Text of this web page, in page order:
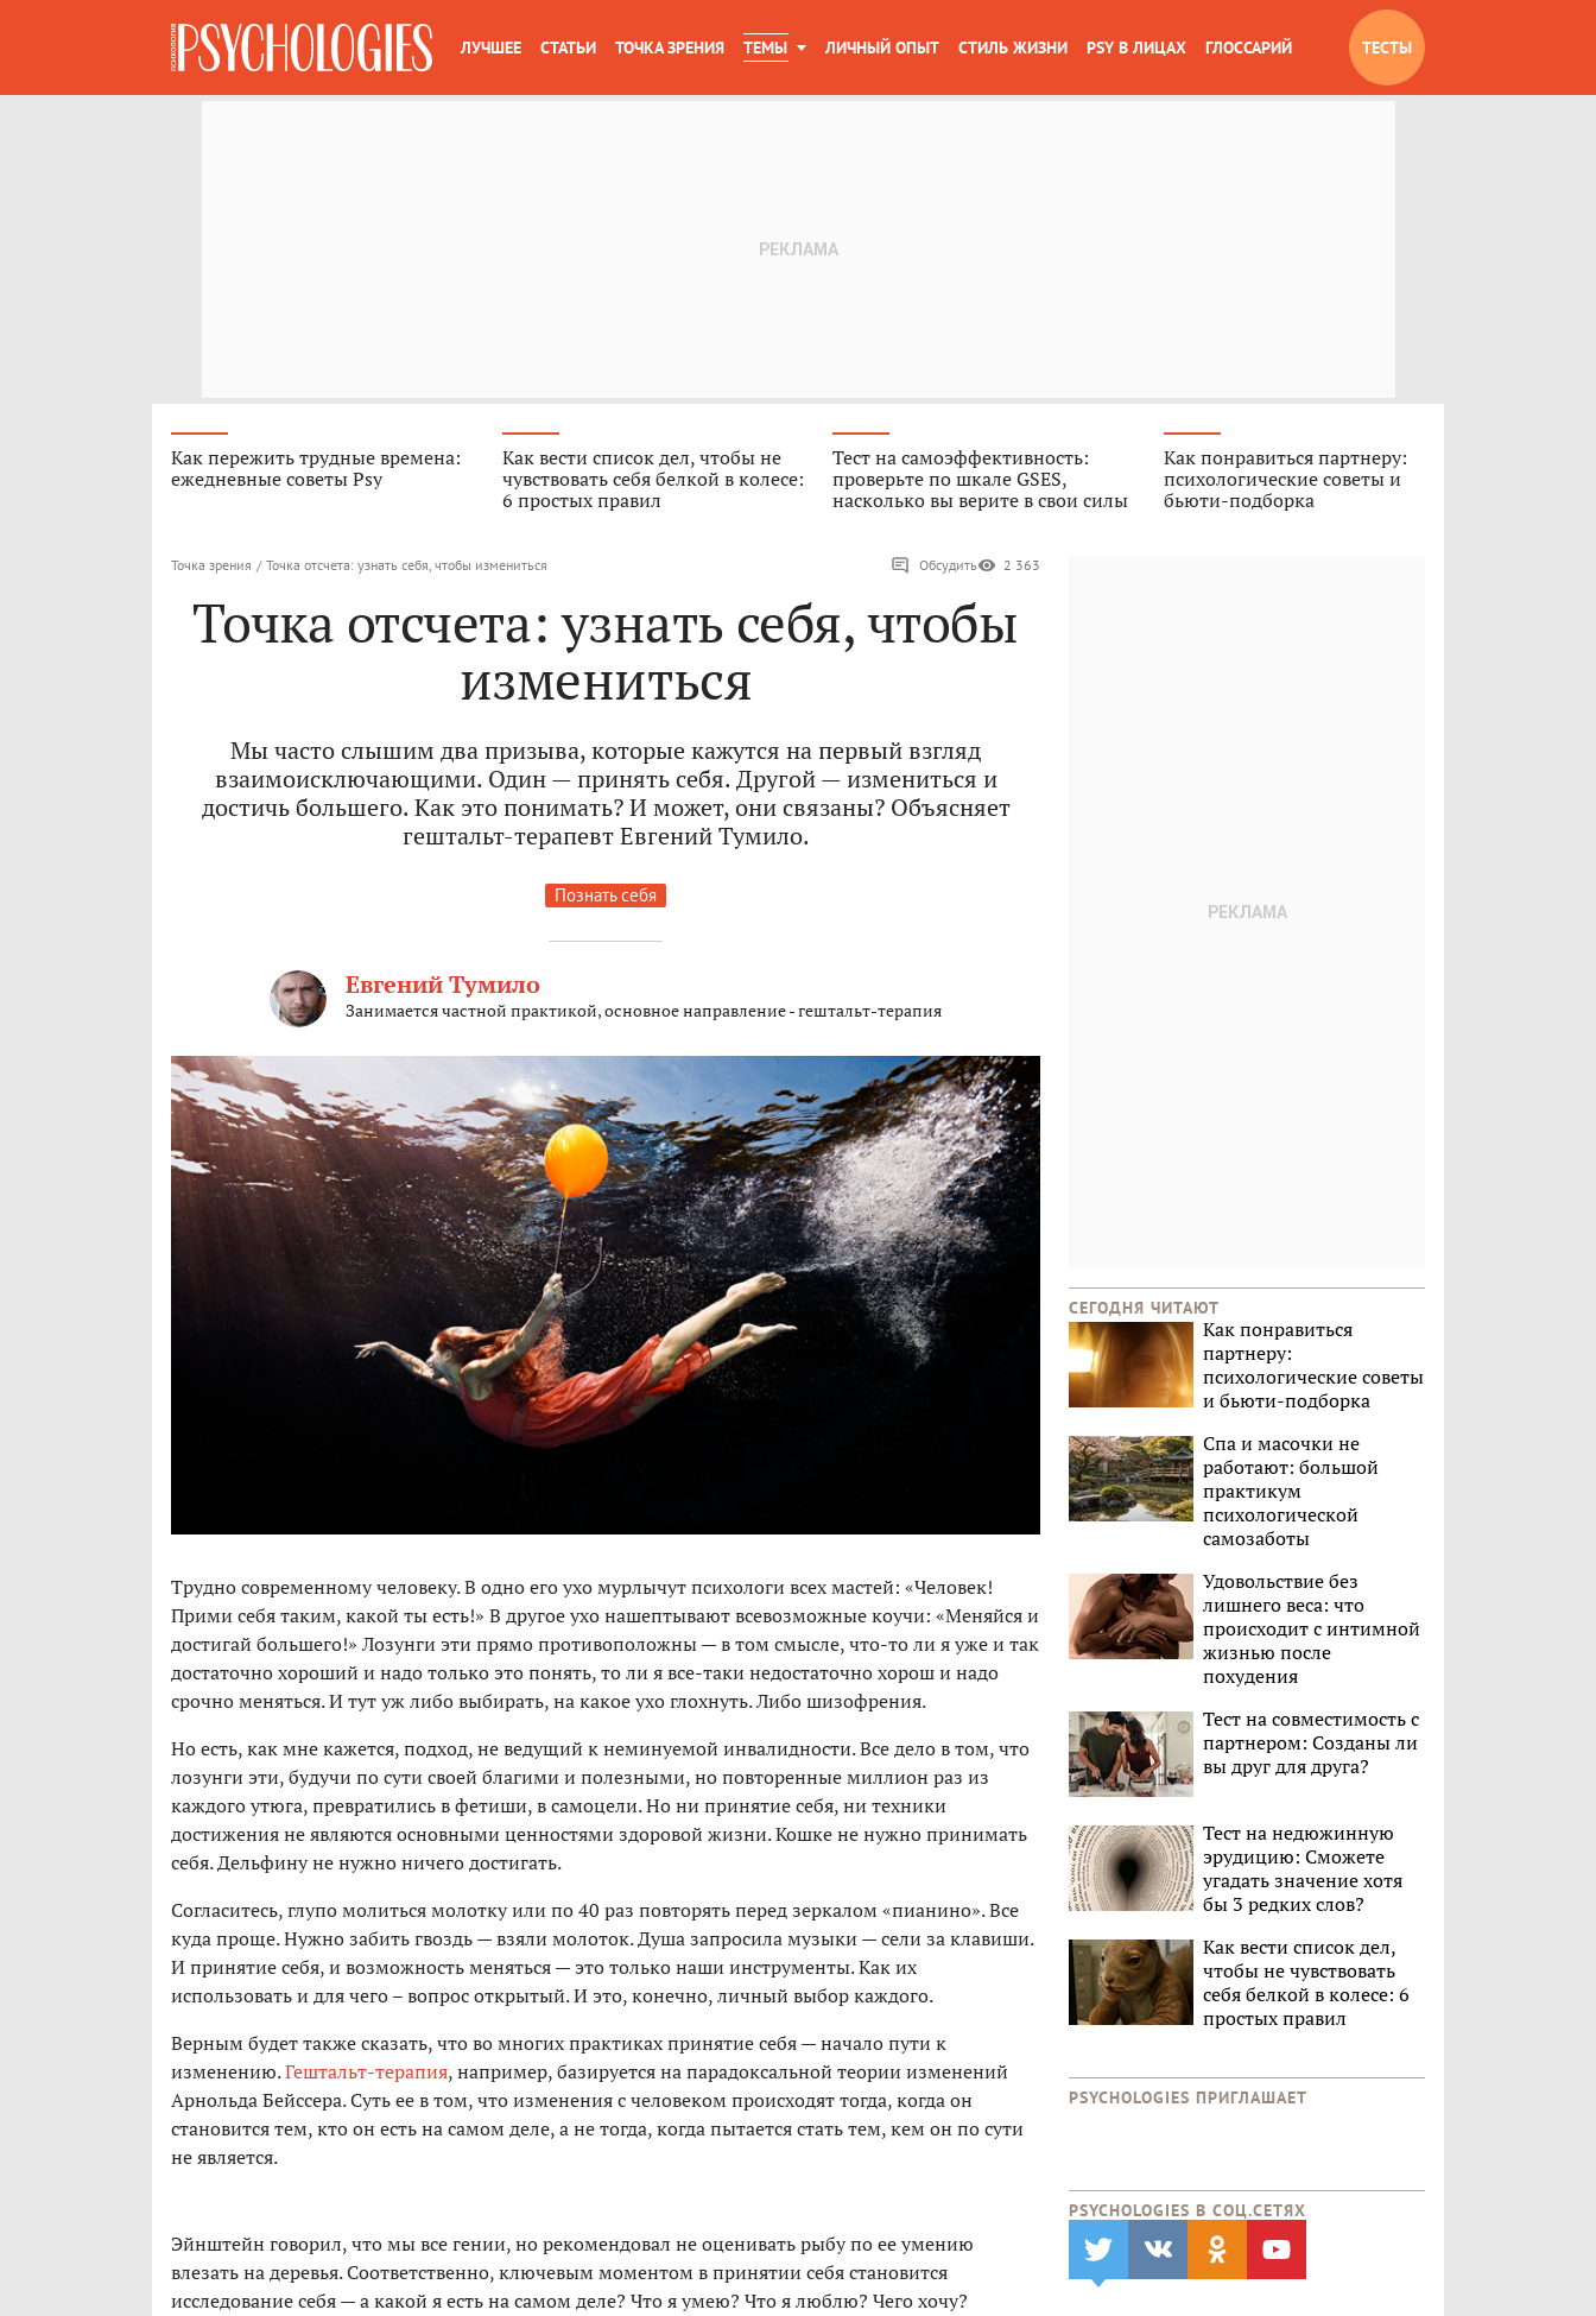
ЛУЧШЕЕ СТАТЬИ ТОЧКА ЗРЕНИЯ ТЕМЫ ЛИЧНЫЙ ОПЫТ СТИЛЬ ЖИЗНИ PSY В ЛИЦАХ ГЛОССАРИЙ ТЕСТЫ
Как пережить трудные времена:
ежедневные советы Psy
Как вести список дел, чтобы не
чувствовать себя белкой в колесе:
6 простых правил
Тест на самоэффективность:
проверьте по шкале GSES,
насколько вы верите в свои силы
Как понравиться партнеру:
психологические советы и
бьюти-подборка
Точка зрения / Точка отсчета: узнать себя, чтобы измениться Обсудить 2 363
Точка отсчета: узнать себя, чтобы
измениться
Мы часто слышим два призыва, которые кажутся на первый взгляд
взаимоисключающими. Один — принять себя. Другой — измениться и
достичь большего. Как это понимать? И может, они связаны? Объясняет
гештальт-терапевт Евгений Тумило.
Познать себя
Евгений Тумило
Занимается частной практикой, основное направление - гештальт-терапия
Трудно современному человеку. В одно его ухо мурлычут психологи всех мастей: «Человек!
Прими себя таким, какой ты есть!» В другое ухо нашептывают всевозможные коучи: «Меняйся и
достигай большего!» Лозунги эти прямо противоположны — в том смысле, что-то ли я уже и так
достаточно хороший и надо только это понять, то ли я все-таки недостаточно хорош и надо
срочно меняться. И тут уж либо выбирать, на какое ухо глохнуть. Либо шизофрения.
Но есть, как мне кажется, подход, не ведущий к неминуемой инвалидности. Все дело в том, что
лозунги эти, будучи по сути своей благими и полезными, но повторенные миллион раз из
каждого утюга, превратились в фетиши, в самоцели. Но ни принятие себя, ни техники
достижения не являются основными ценностями здоровой жизни. Кошке не нужно принимать
себя. Дельфину не нужно ничего достигать.
Согласитесь, глупо молиться молотку или по 40 раз повторять перед зеркалом «пианино». Все
куда проще. Нужно забить гвоздь — взяли молоток. Душа запросила музыки — сели за клавиши.
И принятие себя, и возможность меняться — это только наши инструменты. Как их
использовать и для чего ­– вопрос открытый. И это, конечно, личный выбор каждого.
Верным будет также сказать, что во многих практиках принятие себя — начало пути к
изменению.Гештальт-терапия, например, базируется на парадоксальной теории изменений
Арнольда Бейссера. Суть ее в том, что изменения с человеком происходят тогда, когда он
становится тем, кто он есть на самом деле, а не тогда, когда пытается стать тем, кем он по сути
не является.
Эйнштейн говорил, что мы все гении, но рекомендовал не оценивать рыбу по ее умению
влезать на деревья. Соответственно, ключевым моментом в принятии себя становится
исследование себя — а какой я есть на самом деле? Что я умею? Что я люблю? Чего хочу?
СЕГОДНЯ ЧИТАЮТ
Как понравиться
партнеру:
психологические советы
и бьюти-подборка
Спа и масочки не
работают: большой
практикум
психологической
самозаботы
Удовольствие без
лишнего веса: что
происходит с интимной
жизнью после
похудения
Тест на совместимость с
партнером: Созданы ли
вы друг для друга?
Тест на недюжинную
эрудицию: Сможете
угадать значение хотя
бы 3 редких слов?
Как вести список дел,
чтобы не чувствовать
себя белкой в колесе: 6
простых правил
PSYCHOLOGIES ПРИГЛАШАЕТ
PSYCHOLOGIES В CОЦ.СЕТЯХ